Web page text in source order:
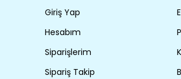
Giriş Yap
Hesabım
Siparişlerim
Sipariş Takip